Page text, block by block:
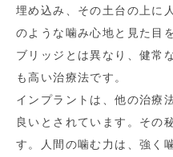
埋め込み、その土台の上に
のような噛み心地と見た目
ブリッジとは異なり、健常
も高い治療法です。
インプラントは、他の治療
良いとされています。その
す。人間の噛む力は、強く